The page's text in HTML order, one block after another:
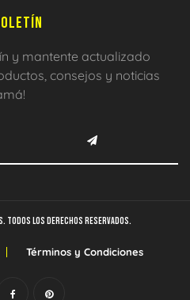
y mantente actualizado
consejos y noticias
Todos los derechos reservados.
Términos y Condiciones